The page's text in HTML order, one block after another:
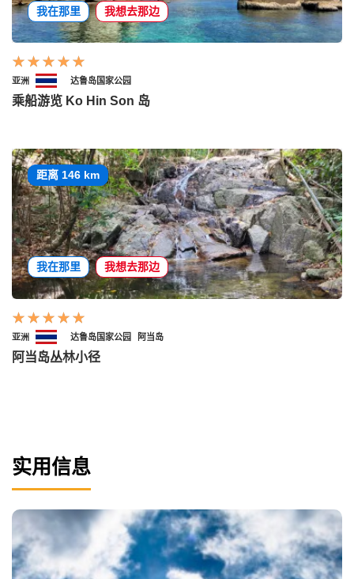
我在那里 我想去那边
亚洲 达鲁岛国家公园
乘船游览 Ko Hin Son 岛
距离 146 km
我在那里 我想去那边
亚洲 达鲁岛国家公园 阿当岛
阿当岛丛林小径
实用信息